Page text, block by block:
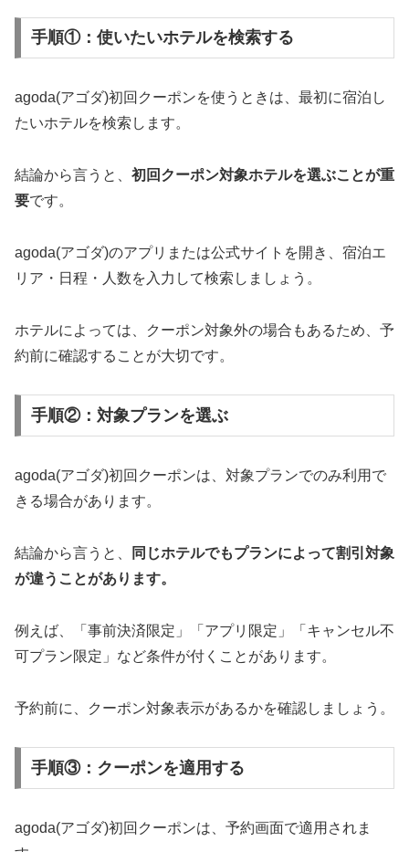
手順①：使いたいホテルを検索する
agoda(アゴダ)初回クーポンを使うときは、最初に宿泊し
たいホテルを検索します。
結論から言うと、 初回クーポン対象ホテルを選ぶことが重
要です。
agoda(アゴダ)のアプリまたは公式サイトを開き、宿泊エ
リア・日程・人数を入力して検索しましょう。
ホテルによっては、クーポン対象外の場合もあるため、予
約前に確認することが大切です。
手順②：対象プランを選ぶ
agoda(アゴダ)初回クーポンは、対象プランでのみ利用で
きる場合があります。
結論から言うと、
同じホテルでもプランによって割引対象
が違うことがあります。
例えば、「事前決済限定」「アプリ限定」「キャンセル不
可プラン限定」など条件が付くことがあります。
予約前に、クーポン対象表示があるかを確認しましょう。
手順③：クーポンを適用する
agoda(アゴダ)初回クーポンは、予約画面で適用されま